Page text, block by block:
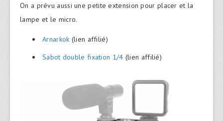
On a prévu aussi une petite extension pour placer et la
lampe et le micro.
Arnarkok (lien affilié)
Sabot double fixation 1/4 (lien affilié)